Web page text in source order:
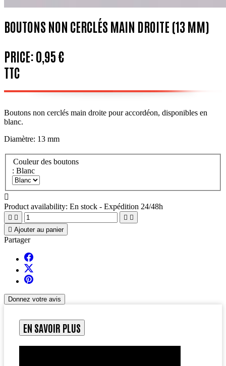
BOUTONS NON CERCLÉS MAIN DROITE (13 MM)
PRICE:0,95 €
TTC
Boutons non cerclés main droite pour accordéon, disponibles en
blanc.
Diamètre: 13 mm
Couleur des boutons
: Blanc

Product availability: En stock - Expédition 24/48h
   
 Ajouter au panier
Partager
Donnez votre avis
EN SAVOIR PLUS